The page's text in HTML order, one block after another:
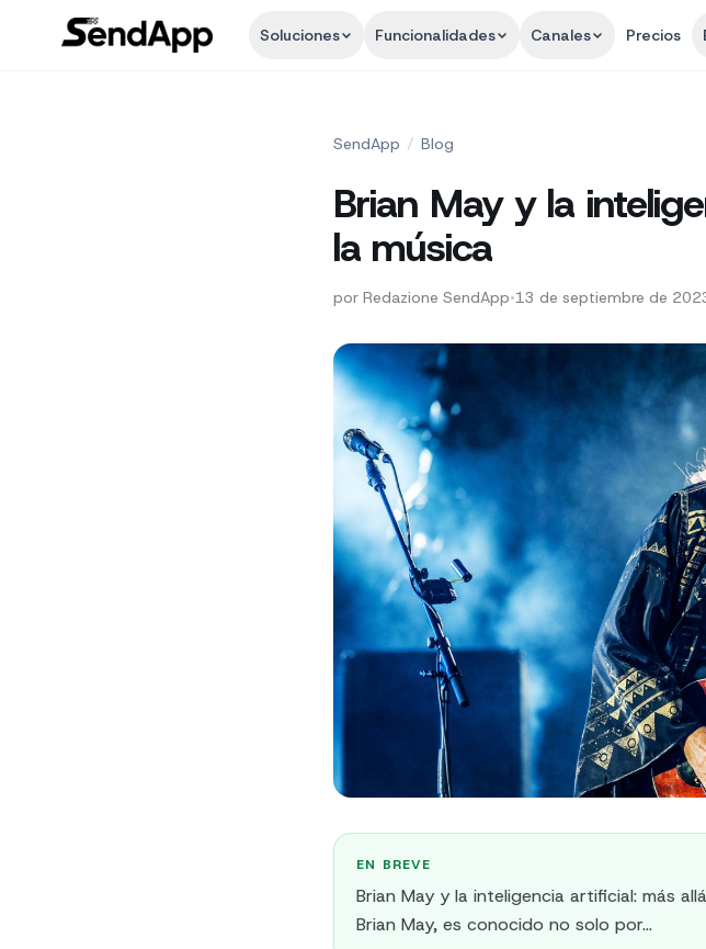
Soluciones Funcionalidades Canales Precios
SendApp / Blog
Brian May y la
la música
por Redazione SendApp•13 de septiembre de
EN BREVE
Brian May y la inteligencia artificial: más
Brian May, es conocido no solo por...